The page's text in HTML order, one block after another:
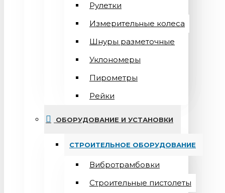
Рулетки
Измерительные колеса
Шнуры разметочные
Уклономеры
Пирометры
Рейки
ОБОРУДОВАНИЕ И УСТАНОВКИ
СТРОИТЕЛЬНОЕ ОБОРУДОВАНИЕ
Вибротрамбовки
Строительные пистолеты